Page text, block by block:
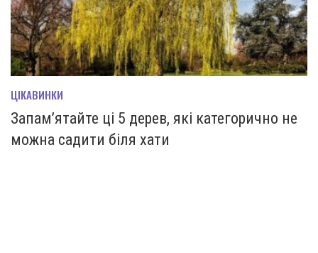
ЦІКАВИНКИ
Запам’ятайте ці 5 дерев, які категорично не
можна садити біля хати